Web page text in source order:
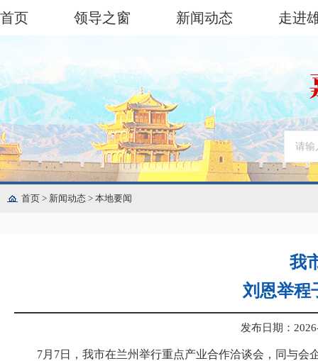
首页 领导之窗 新闻动态 走进
首页 > 新闻动态 > 本地要闻
我
刘恩举程
发布日期：
7月7日，我市在兰州举行重点产业合作洽谈会，同与会